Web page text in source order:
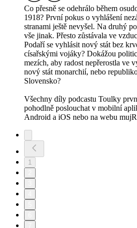
Co přesně se odehrálo během
1918? První pokus o vyhlášení
stranami ještě nevyšel. Na druhý
vše jinak. Přesto zůstávala ve
Podaří se vyhlásit nový stát bez
císařskými vojáky? Dokážou
mezích, aby radost nepřerostla ve
nový stát monarchií, nebo
Slovensko?
Všechny díly podcastu Toulky
pohodlně poslouchat v mobilní
Android a iOS nebo na webu
1